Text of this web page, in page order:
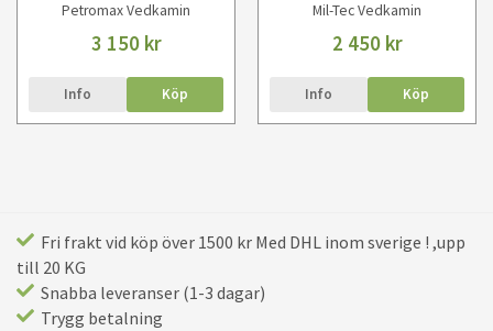
Petromax Vedkamin
3 150 kr
Info Köp
Mil-Tec Vedkamin
2 450 kr
Info Köp
Fri frakt vid köp över 1500 kr Med DHL inom sverige ! ,upp
till 20 KG
Snabba leveranser (1-3 dagar)
Trygg betalning